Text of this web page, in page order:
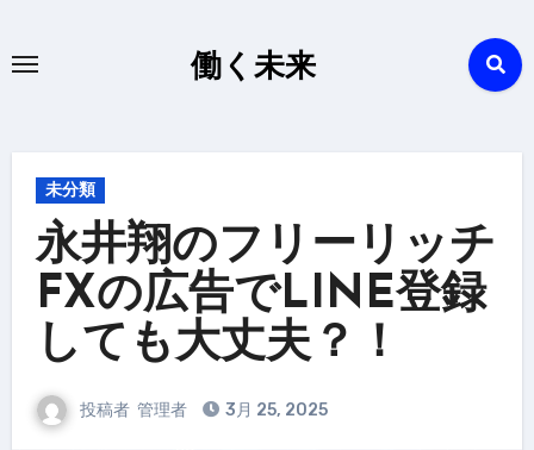
働く未来
未分類
永井翔のフリーリッチ
FXの広告でLINE登録
しても大丈夫？！
投稿者 管理者 3月 25, 2025